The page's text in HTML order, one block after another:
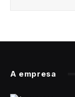
A empresa